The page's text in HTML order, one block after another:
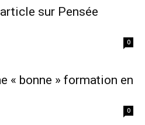
sur Pensée
0
« bonne » formation en
0